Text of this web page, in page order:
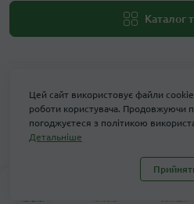
Каталог Головна Закладки
0
Каталог
Цей сайт використовує файли
роботи користувача. Продовжуючи
погоджуєтеся з політикою
Детальніше